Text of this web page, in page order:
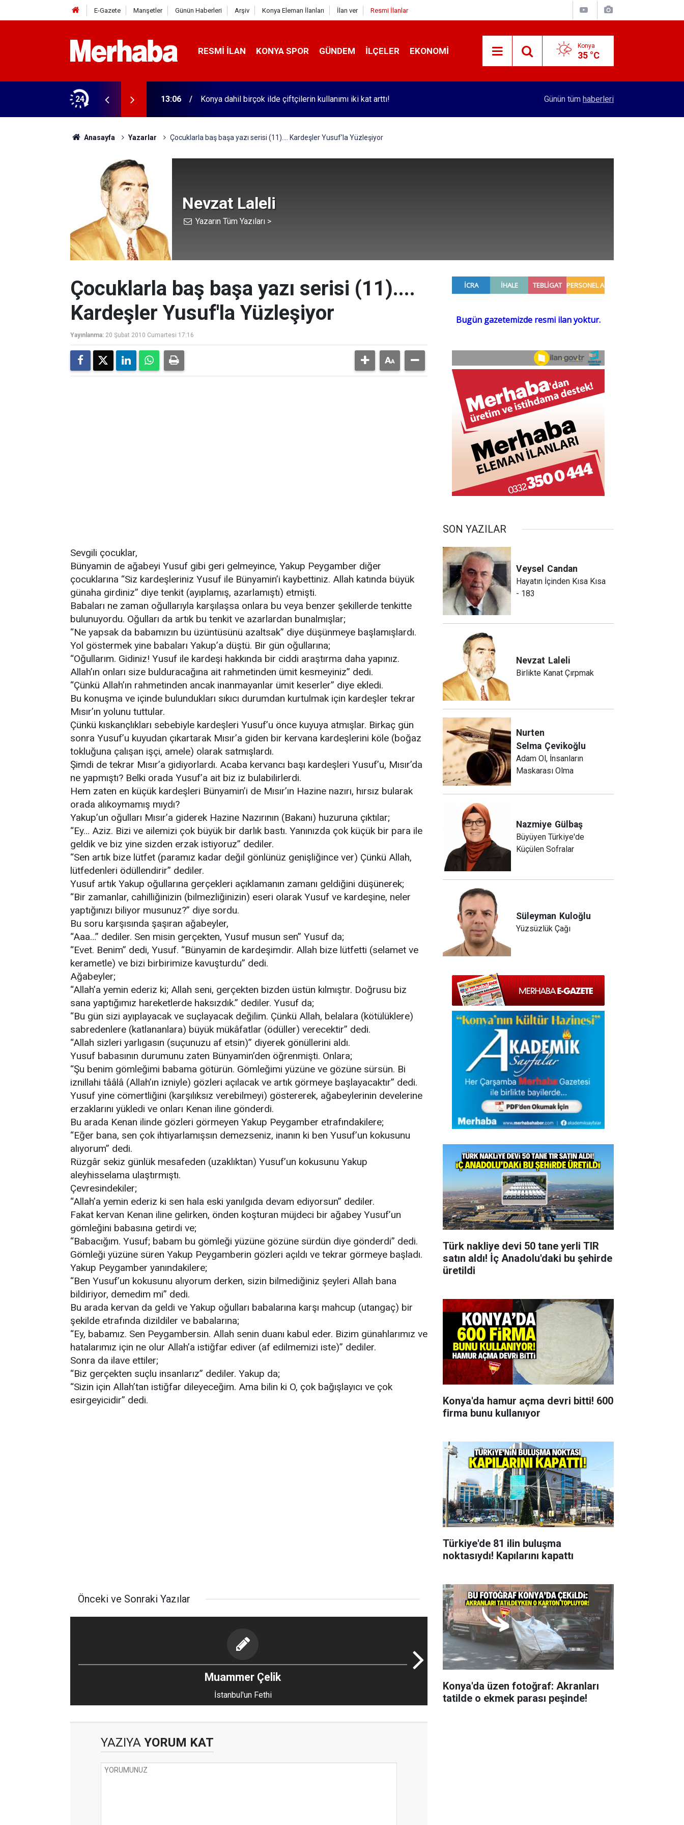
E-Gazete Manşetler Günün Haberleri Arşiv Konya Eleman İlanları İlan ver Resmi İlanlar
RESMI İLAN KONYA SPOR GÜNDEM İLÇELER EKONOMI Konya
35 °C
24 13:06 Konya dahil birçok ilde çiftçilerin kullanımı iki kat arttı! 12 bin yıllık Iza Buğdayı geleceğe taşınıyor
Günün tüm haberleri
Anasayfa Yazarlar Çocuklarla baş başa yazı serisi (11).... Kardeşler Yusuf'la Yüzleşiyor
Nevzat Laleli
Yazarın Tüm Yazıları >
Çocuklarla baş başa yazı serisi (11)....
Kardeşler Yusuf'la Yüzleşiyor
Yayınlanma: 20 Şubat 2010 Cumartesi 17:16
Sevgili çocuklar,
Bünyamin de ağabeyi Yusuf gibi geri gelmeyince, Yakup Peygamber diğer
çocuklarına “Siz kardeşleriniz Yusuf ile Bünyamin’i kaybettiniz. Allah katında büyük
günaha girdiniz” diye tenkit (ayıplamış, azarlamıştı) etmişti.
Babaları ne zaman oğullarıyla karşılaşsa onlara bu veya benzer şekillerde tenkitte
bulunuyordu. Oğulları da artık bu tenkit ve azarlardan bunalmışlar;
“Ne yapsak da babamızın bu üzüntüsünü azaltsak” diye düşünmeye başlamışlardı.
Yol göstermek yine babaları Yakup’a düştü. Bir gün oğullarına;
“Oğullarım. Gidiniz! Yusuf ile kardeşi hakkında bir ciddi araştırma daha yapınız.
Allah’ın onları size bulduracağına ait rahmetinden ümit kesmeyiniz” dedi.
“Çünkü Allah’ın rahmetinden ancak inanmayanlar ümit keserler” diye ekledi.
Bu konuşma ve içinde bulundukları sıkıcı durumdan kurtulmak için kardeşler tekrar
Mısır’ın yolunu tuttular.
Çünkü kıskançlıkları sebebiyle kardeşleri Yusuf’u önce kuyuya atmışlar. Birkaç gün
sonra Yusuf’u kuyudan çıkartarak Mısır’a giden bir kervana kardeşlerini köle (boğaz
tokluğuna çalışan işçi, amele) olarak satmışlardı.
Şimdi de tekrar Mısır’a gidiyorlardı. Acaba kervancı başı kardeşleri Yusuf’u, Mısır’da
ne yapmıştı? Belki orada Yusuf’a ait biz iz bulabilirlerdi.
Hem zaten en küçük kardeşleri Bünyamin’i de Mısır’ın Hazine nazırı, hırsız bularak
orada alıkoymamış mıydı?
Yakup’un oğulları Mısır’a giderek Hazine Nazırının (Bakanı) huzuruna çıktılar;
“Ey… Aziz. Bizi ve ailemizi çok büyük bir darlık bastı. Yanınızda çok küçük bir para ile
geldik ve biz yine sizden erzak istiyoruz” dediler.
“Sen artık bize lütfet (paramız kadar değil gönlünüz genişliğince ver) Çünkü Allah,
lütfedenleri ödüllendirir” dediler.
Yusuf artık Yakup oğullarına gerçekleri açıklamanın zamanı geldiğini düşünerek;
“Bir zamanlar, cahilliğinizin (bilmezliğinizin) eseri olarak Yusuf ve kardeşine, neler
yaptığınızı biliyor musunuz?” diye sordu.
Bu soru karşısında şaşıran ağabeyler,
“Aaa…” dediler. Sen misin gerçekten, Yusuf musun sen” Yusuf da;
“Evet. Benim” dedi, Yusuf. “Bünyamin de kardeşimdir. Allah bize lütfetti (selamet ve
kerametle) ve bizi birbirimize kavuşturdu” dedi.
Ağabeyler;
“Allah’a yemin ederiz ki; Allah seni, gerçekten bizden üstün kılmıştır. Doğrusu biz
sana yaptığımız hareketlerde haksızdık.” dediler. Yusuf da;
“Bu gün sizi ayıplayacak ve suçlayacak değilim. Çünkü Allah, belalara (kötülüklere)
sabredenlere (katlananlara) büyük mükâfatlar (ödüller) verecektir” dedi.
“Allah sizleri yarlıgasın (suçunuzu af etsin)” diyerek gönüllerini aldı.
Yusuf babasının durumunu zaten Bünyamin’den öğrenmişti. Onlara;
“Şu benim gömleğimi babama götürün. Gömleğimi yüzüne ve gözüne sürsün. Bi
iznillahi tââlâ (Allah’ın izniyle) gözleri açılacak ve artık görmeye başlayacaktır” dedi.
Yusuf yine cömertliğini (karşılıksız verebilmeyi) göstererek, ağabeylerinin develerine
erzaklarını yükledi ve onları Kenan iline gönderdi.
Bu arada Kenan ilinde gözleri görmeyen Yakup Peygamber etrafındakilere;
“Eğer bana, sen çok ihtiyarlamışsın demezseniz, inanın ki ben Yusuf’un kokusunu
alıyorum” dedi.
Rüzgâr sekiz günlük mesafeden (uzaklıktan) Yusuf’un kokusunu Yakup
aleyhisselama ulaştırmıştı.
Çevresindekiler;
“Allah’a yemin ederiz ki sen hala eski yanılgıda devam ediyorsun” dediler.
Fakat kervan Kenan iline gelirken, önden koşturan müjdeci bir ağabey Yusuf’un
gömleğini babasına getirdi ve;
“Babacığım. Yusuf; babam bu gömleği yüzüne gözüne sürdün diye gönderdi” dedi.
Gömleği yüzüne süren Yakup Peygamberin gözleri açıldı ve tekrar görmeye başladı.
Yakup Peygamber yanındakilere;
“Ben Yusuf’un kokusunu alıyorum derken, sizin bilmediğiniz şeyleri Allah bana
bildiriyor, demedim mi” dedi.
Bu arada kervan da geldi ve Yakup oğulları babalarına karşı mahcup (utangaç) bir
şekilde etrafında dizildiler ve babalarına;
“Ey, babamız. Sen Peygambersin. Allah senin duanı kabul eder. Bizim günahlarımız ve
hatalarımız için ne olur Allah’a istiğfar ediver (af edilmemizi iste)” dediler.
Sonra da ilave ettiler;
“Biz gerçekten suçlu insanlarız” dediler. Yakup da;
“Sizin için Allah’tan istiğfar dileyeceğim. Ama bilin ki O, çok bağışlayıcı ve çok
esirgeyicidir” dedi.
Önceki ve Sonraki Yazılar
Muammer Çelik
İstanbul'un Fethi
YAZIYA YORUM KAT
SON YAZILAR
Veysel Candan
Hayatın İçinden Kısa Kısa
- 183
Nevzat Laleli
Birlikte Kanat Çırpmak
Nurten
Selma Çevikoğlu
Adam Ol, İnsanların
Maskarası Olma
Nazmiye Gülbaş
Büyüyen Türkiye'de
Küçülen Sofralar
Süleyman Kuloğlu
Yüzsüzlük Çağı
Türk nakliye devi 50 tane yerli TIR
satın aldı! İç Anadolu'daki bu şehirde
üretildi
Konya'da hamur açma devri bitti! 600
firma bunu kullanıyor
Türkiye'de 81 ilin buluşma
noktasıydı! Kapılarını kapattı
Konya'da üzen fotoğraf: Akranları
tatilde o ekmek parası peşinde!